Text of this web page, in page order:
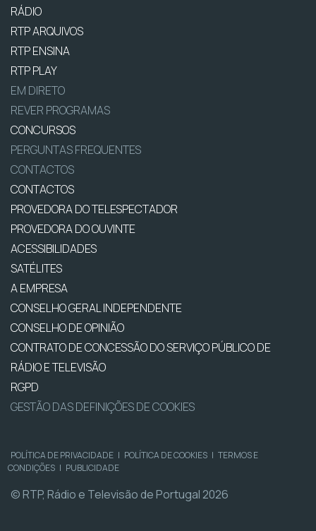
RÁDIO
RTP ARQUIVOS
RTP ENSINA
RTP PLAY
EM DIRETO
REVER PROGRAMAS
CONCURSOS
PERGUNTAS FREQUENTES
CONTACTOS
CONTACTOS
PROVEDORA DO TELESPECTADOR
PROVEDORA DO OUVINTE
ACESSIBILIDADES
SATÉLITES
A EMPRESA
CONSELHO GERAL INDEPENDENTE
CONSELHO DE OPINIÃO
CONTRATO DE CONCESSÃO DO SERVIÇO PÚBLICO DE
RÁDIO E TELEVISÃO
RGPD
GESTÃO DAS DEFINIÇÕES DE COOKIES
POLÍTICA DE PRIVACIDADE | POLÍTICA DE COOKIES | TERMOS E
CONDIÇÕES | PUBLICIDADE
© RTP, Rádio e Televisão de Portugal 2026